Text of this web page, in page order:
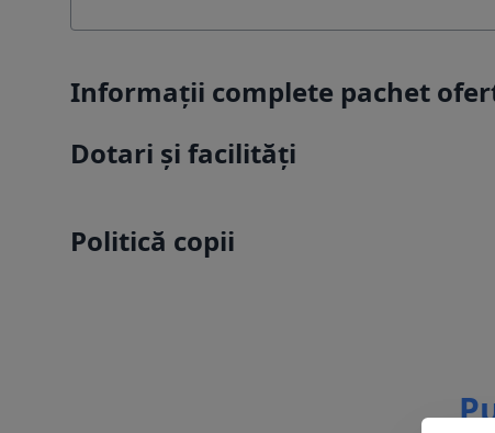
Informații complete pachet
Dotari și facilități
Politică copii